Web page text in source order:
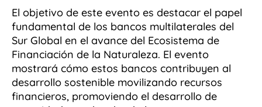
El objetivo de este evento es destacar el papel
fundamental de los bancos multilaterales del
Sur Global en el avance del Ecosistema de
Financiación de la Naturaleza. El evento
mostrará cómo estos bancos contribuyen al
desarrollo sostenible movilizando recursos
financieros, promoviendo el desarrollo de